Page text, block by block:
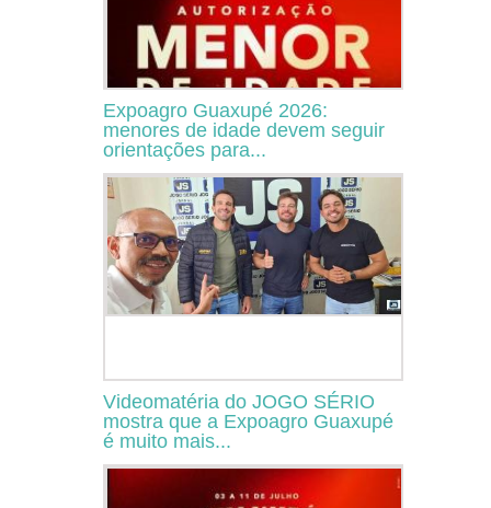
Expoagro Guaxupé 2026:
menores de idade devem seguir
orientações para...
Videomatéria do JOGO SÉRIO
mostra que a Expoagro Guaxupé
é muito mais...